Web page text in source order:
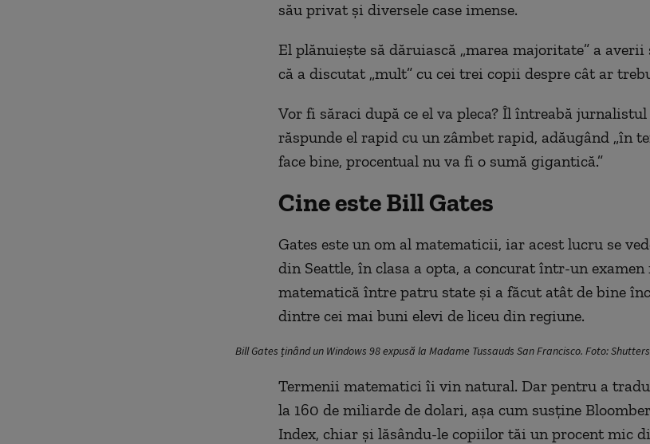
său privat și diversele case imense.
El plănuiește să dăruiască „marea majoritate” a
că a discutat „mult” cu cei trei copii despre cât ar
Vor fi săraci după ce el va pleca? Îl întreabă jurnalistul
răspunde el rapid cu un zâmbet rapid, adăugând „în
face bine, procentual nu va fi o sumă gigantică.”
Cine este Bill Gates
Gates este un om al matematicii, iar acest lucru se
din Seattle, în clasa a opta, a concurat într-un examen
matematică între patru state și a făcut atât de bine
dintre cei mai buni elevi de liceu din regiune.
Bill Gates ținând un Windows 98 expusă la Madame Tussauds San Francisco. Foto:
Termenii matematici îi vin natural. Dar pentru a
la 160 de miliarde de dolari, așa cum susține
Index, chiar și lăsându-le copiilor tăi un procent mic